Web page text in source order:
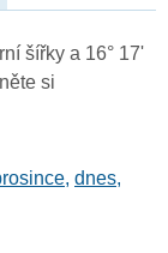
šířky a 16° 17'
si
, dnes,